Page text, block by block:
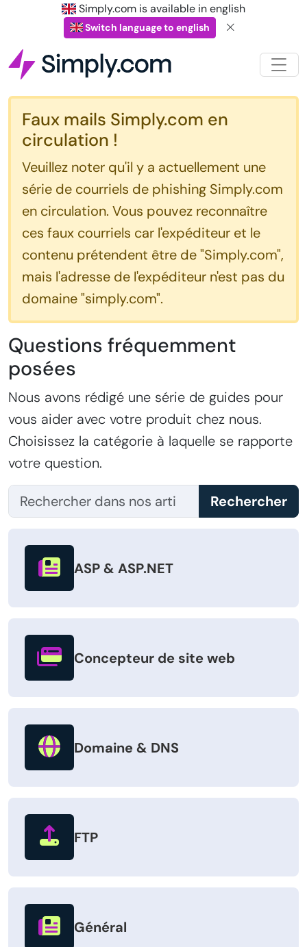
Simply.com is available in english
Switch language to english
Faux mails Simply.com en
circulation !
Veuillez noter qu'il y a actuellement une
série de courriels de phishing Simply.com
en circulation. Vous pouvez reconnaître
ces faux courriels car l'expéditeur et le
contenu prétendent être de "Simply.com",
mais l'adresse de l'expéditeur n'est pas du
domaine "simply.com".
Questions fréquemment
posées
Nous avons rédigé une série de guides pour
vous aider avec votre produit chez nous.
Choisissez la catégorie à laquelle se rapporte
votre question.
Rechercher
ASP & ASP.NET
Concepteur de site web
Domaine & DNS
FTP
Général